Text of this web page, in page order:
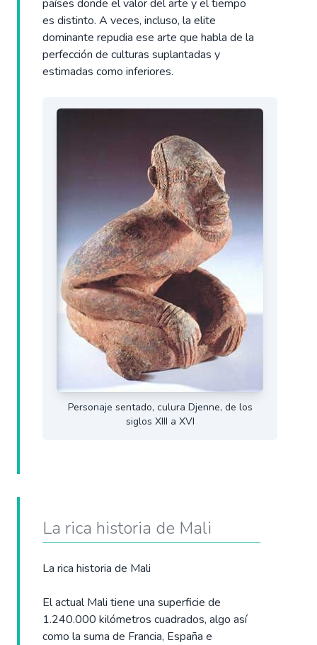
países donde el valor del arte y el tiempo
es distinto. A veces, incluso, la elite
dominante repudia ese arte que habla de la
perfección de culturas suplantadas y
estimadas como inferiores.
Personaje sentado, culura Djenne, de los
siglos XIII a XVI
La rica historia de Mali
La rica historia de Mali
El actual Mali tiene una superficie de
1.240.000 kilómetros cuadrados, algo así
como la suma de Francia, España e